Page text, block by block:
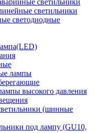
светильники
светильники
светодиодные
лампы
высокого давления
(шинные
под лампу (GU10,